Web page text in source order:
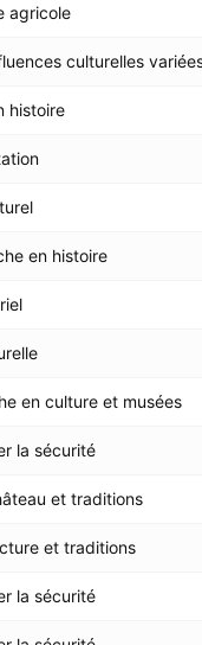
agricole
culturelles
histoire
en histoire
en culture et musées
la sécurité
et traditions
et traditions
la sécurité